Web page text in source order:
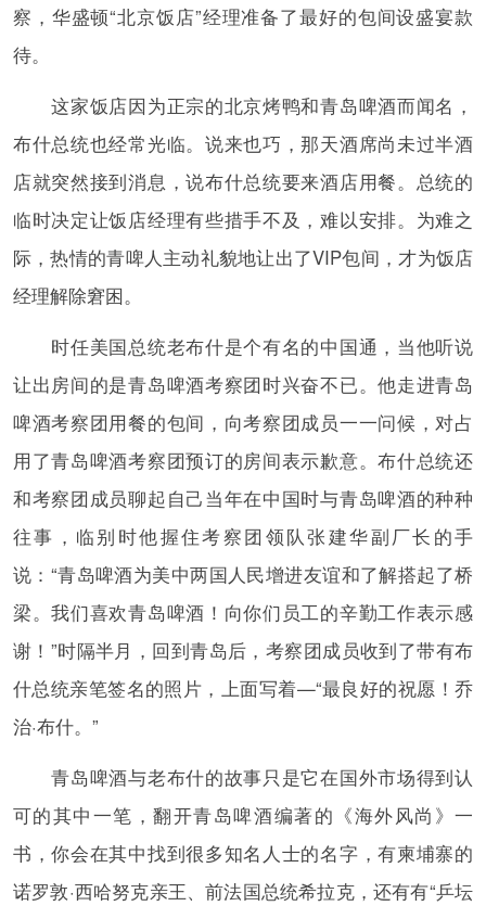
察，华盛顿“北京饭店”经理准备了最好的包间设盛宴款
待。
这家饭店因为正宗的北京烤鸭和青岛啤酒而闻名，
布什总统也经常光临。说来也巧，那天酒席尚未过半酒
店就突然接到消息，说布什总统要来酒店用餐。总统的
临时决定让饭店经理有些措手不及，难以安排。为难之
际，热情的青啤人主动礼貌地让出了VIP包间，才为饭店
经理解除窘困。
时任美国总统老布什是个有名的中国通，当他听说
让出房间的是青岛啤酒考察团时兴奋不已。他走进青岛
啤酒考察团用餐的包间，向考察团成员一一问候，对占
用了青岛啤酒考察团预订的房间表示歉意。布什总统还
和考察团成员聊起自己当年在中国时与青岛啤酒的种种
往事，临别时他握住考察团领队张建华副厂长的手
说：“青岛啤酒为美中两国人民增进友谊和了解搭起了桥
梁。我们喜欢青岛啤酒！向你们员工的辛勤工作表示感
谢！”时隔半月，回到青岛后，考察团成员收到了带有布
什总统亲笔签名的照片，上面写着—“最良好的祝愿！乔
治·布什。”
青岛啤酒与老布什的故事只是它在国外市场得到认
可的其中一笔，翻开青岛啤酒编著的《海外风尚》一
书，你会在其中找到很多知名人士的名字，有柬埔寨的
诺罗敦·西哈努克亲王、前法国总统希拉克，还有有“乒坛